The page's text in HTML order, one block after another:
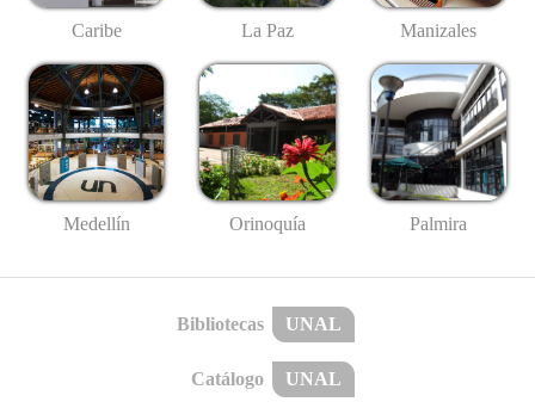
Caribe La Paz Manizales
Medellín Orinoquía Palmira
Bibliotecas UNAL
Catálogo UNAL